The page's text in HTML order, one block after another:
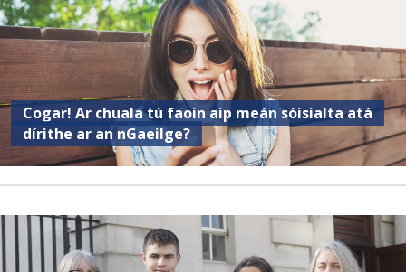
Cogar! Ar chuala tú faoin aip meán sóisialta atá
dírithe ar an nGaeilge?